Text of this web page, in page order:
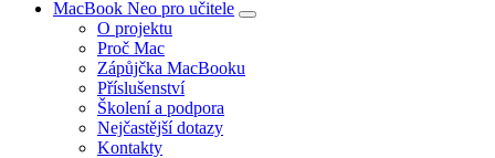
MacBook Neo pro učitele
O projektu
Proč Mac
Zápůjčka MacBooku
Příslušenství
Školení a podpora
Nejčastější dotazy
Kontakty